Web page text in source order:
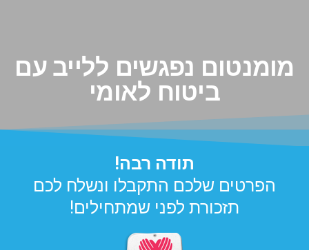
מומנטום נפגשים ללייב עם
ביטוח לאומי
תודה רבה!
הפרטים שלכם התקבלו ונשלח לכם
תזכורת לפני שמתחילים!